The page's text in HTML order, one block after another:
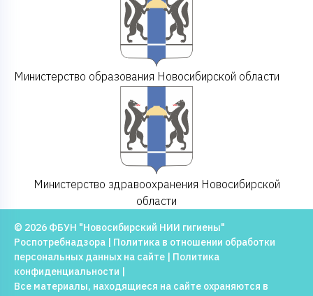
Министерство образования Новосибирской области
Министерство здравоохранения Новосибирской
области
© 2026 ФБУН "Новосибирский НИИ гигиены"
Роспотребнадзора | Политика в отношении обработки
персональных данных на сайте | Политика
конфиденциальности |
Все материалы, находящиеся на сайте охраняются в